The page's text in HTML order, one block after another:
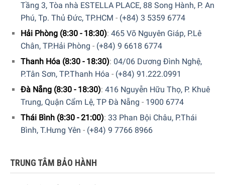
Bộ 3 Hộp Đựng Đồ Khô Joseph Joseph 98467 An Toàn Cho
Tầng 3, Tòa nhà ESTELLA PLACE, 88 Song Hành, P. An
Phú, Tp. Thủ Đức, TP.HCM - (+84) 3 5359 6774
Hải Phòng (8:30 - 18:30): 465 Võ Nguyên Giáp, P.Lê
Chân, TP.Hải Phòng - (+84) 9 6618 6774
Thanh Hóa (8:30 - 18:30): 04/06 Dương Đình Nghệ,
P.Tân Sơn, TP.Thanh Hóa - (+84) 91.222.0991
Đà Nẵng (8:30 - 18:30): 416 Nguyễn Hữu Thọ, P. Khuê
Trung, Quận Cẩm Lệ, TP Đà Nẵng - 1900 6774
Thái Bình (8:30 - 21:00): 33 Phan Bội Châu, P.Thái
Bình, T.Hưng Yên - (+84) 9 7766 8966
TRUNG TÂM BẢO HÀNH